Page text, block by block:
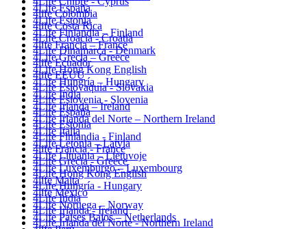
4Life España
4Life Estonia
4Life Finlandia – Finland
4life Francia – France
4Life Grecia – Greece
4Life Hong Kong English
4Life Hungría – Hungary
4Life India
4Life Irlanda – Ireland
4Life Irlanda del Norte – Northern Ireland
4Life Italia
4Life Letonia – Latvia
4Life Lituania – Lietuvoje
4Life Luxemburgo – Luxembourg
4life Malta
4life México
4Life Noruega – Norway
4Life Paises Bajos – Netherlands
4life Colombia
4life Costa Rica
4Life Croacia - Croatia
4Life Dinamarca - Denmark
4life Ecuador
4life EEUU
4Life Eslovaquia - Slovakia
4Life Eslovenia - Slovenia
4Life España
4Life Estonia
4Life Finlandia - Finland
4life Francia - France
4Life Grecia - Greece
4Life Hong Kong English
4Life Hungría - Hungary
4Life India
4Life Irlanda - Ireland
4Life Irlanda del Norte - Northern Ireland